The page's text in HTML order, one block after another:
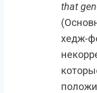
that
хедж-